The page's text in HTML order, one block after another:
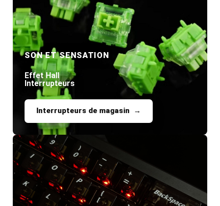
SON ET SENSATION
Effet Hall
Interrupteurs
Interrupteurs de magasin